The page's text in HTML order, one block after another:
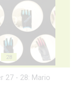
28
27 - 28: Mario